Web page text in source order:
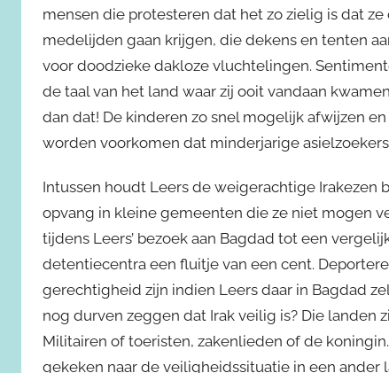
mensen die protesteren dat het zo zielig is dat
medelijden gaan krijgen, die dekens en tenten
voor doodzieke dakloze vluchtelingen.
de taal van het land waar zij ooit vandaan
dan dat! De kinderen zo snel mogelijk afwijzen
worden voorkomen dat minderjarige
Intussen houdt Leers de weigerachtige Irakezen
opvang in kleine gemeenten die ze niet mogen
tijdens Leers’ bezoek aan Bagdad tot een
detentiecentra een fluitje van een cent.
gerechtigheid zijn indien Leers daar in Bagdad
nog durven zeggen dat Irak veilig is? Die landen
Militairen of toeristen, zakenlieden of de
gekeken naar de veiligheidssituatie in een